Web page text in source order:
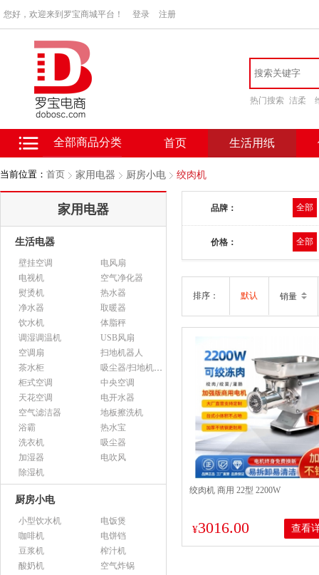
您好，欢迎来到罗宝商城平台！ 登录 注册
热门搜索 洁柔
全部商品分类 首页 生活用纸
当前位置： 首页 家用电器 厨房小电 绞肉机
家用电器
生活电器
壁挂空调
电风扇
电视机
空气净化器
熨烫机
热水器
净水器
取暖器
饮水机
体脂秤
调湿调温机
USB风扇
空调扇
扫地机器人
茶水柜
吸尘器/扫地机配件
柜式空调
中央空调
天花空调
电开水器
空气滤洁器
地板擦洗机
浴霸
热水宝
洗衣机
吸尘器
加湿器
电吹风
除湿机
厨房小电
小型饮水机
电饭煲
咖啡机
电饼铛
豆浆机
榨汁机
酸奶机
空气炸锅
品牌： 全部
价格： 全部
排序： 默认 销量
绞肉机 商用 22型 2200W
¥3016.00 查看